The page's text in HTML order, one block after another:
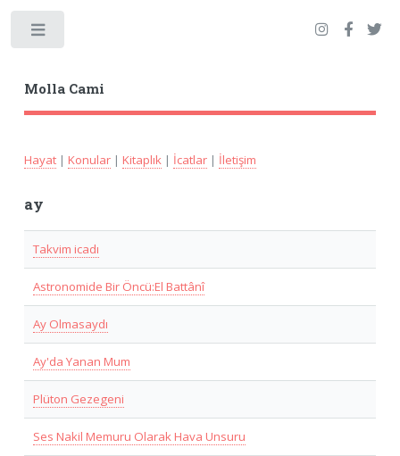
Molla Cami
Hayat| Konular| Kitaplık| İcatlar| İletişim
ay
Takvim icadı
Astronomide Bir Öncü:El Battânî
Ay Olmasaydı
Ay'da Yanan Mum
Plüton Gezegeni
Ses Nakil Memuru Olarak Hava Unsuru